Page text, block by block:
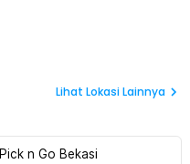
Lihat Lokasi Lainnya
Pick n Go Bekasi